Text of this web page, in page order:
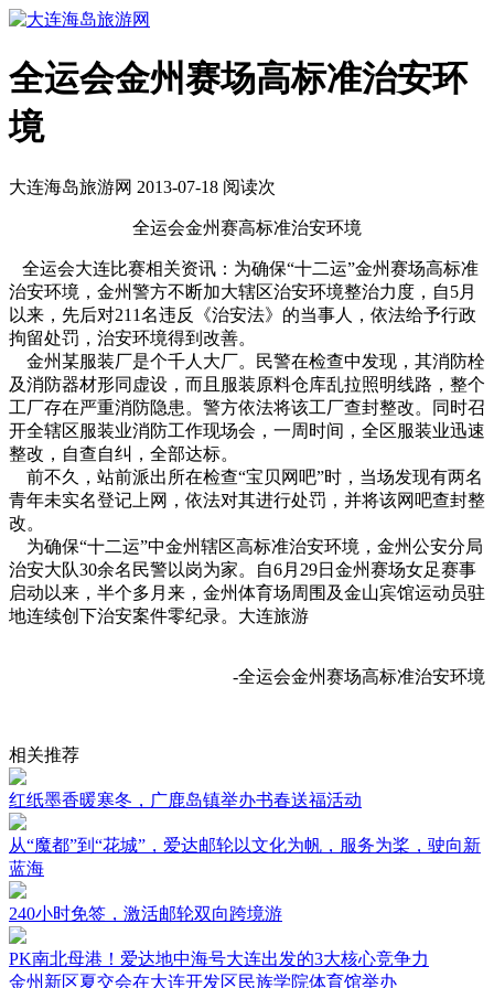
全运会金州赛场高标准治安环
境
大连海岛旅游网 2013-07-18 阅读次
全运会金州赛高标准治安环境
全运会大连比赛相关资讯：为确保“十二运”金州赛场高标准
治安环境，金州警方不断加大辖区治安环境整治力度，自5月
以来，先后对211名违反《治安法》的当事人，依法给予行政
拘留处罚，治安环境得到改善。
金州某服装厂是个千人大厂。民警在检查中发现，其消防栓
及消防器材形同虚设，而且服装原料仓库乱拉照明线路，整个
工厂存在严重消防隐患。警方依法将该工厂查封整改。同时召
开全辖区服装业消防工作现场会，一周时间，全区服装业迅速
整改，自查自纠，全部达标。
前不久，站前派出所在检查“宝贝网吧”时，当场发现有两名
青年未实名登记上网，依法对其进行处罚，并将该网吧查封整
改。
为确保“十二运”中金州辖区高标准治安环境，金州公安分局
治安大队30余名民警以岗为家。自6月29日金州赛场女足赛事
启动以来，半个多月来，金州体育场周围及金山宾馆运动员驻
地连续创下治安案件零纪录。大连旅游
-全运会金州赛场高标准治安环境
相关推荐
红纸墨香暖寒冬，广鹿岛镇举办书春送福活动
从“魔都”到“花城”，爱达邮轮以文化为帆，服务为桨，驶向新
蓝海
240小时免签，激活邮轮双向跨境游
PK南北母港！爱达地中海号大连出发的3大核心竞争力
金州新区夏交会在大连开发区民族学院体育馆举办